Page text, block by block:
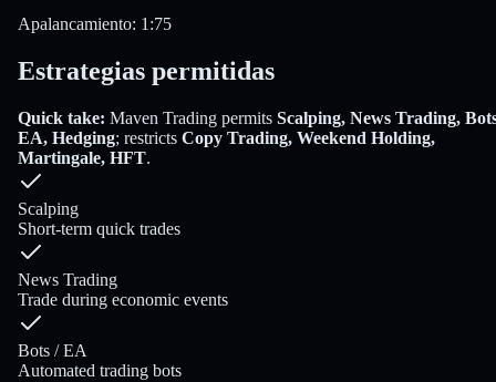
Apalancamiento: 1:75
Estrategias permitidas
Quick take: Maven Trading permits Scalping, News Trading,
EA, Hedging; restricts Copy Trading, Weekend Holding,
Martingale, HFT.
Scalping
Short-term quick trades
News Trading
Trade during economic events
Bots / EA
Automated trading bots